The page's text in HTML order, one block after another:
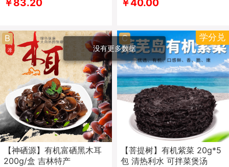
B
【神硒源】有机富硒黑木耳
200g/盒 吉林特产
C 学分兑
【菩提树】有机紫菜 20g*5
包 清热利水 可拌菜煲汤
没有更多数据